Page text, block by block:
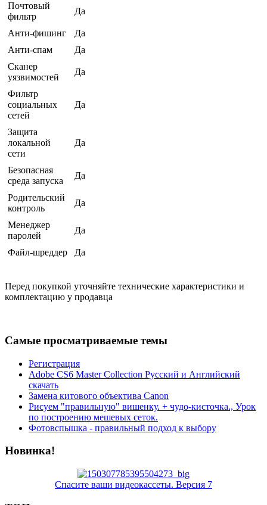
Почтовый
фильтр
Да
Анти-фишинг
Да
Анти-спам
Да
Сканер
уязвимостей
Да
Фильтр
социальных
сетей
Да
Защита
локальной
сети
Да
Безопасная
среда запуска
Да
Родительский
контроль
Да
Менеджер
паролей
Да
Файл-шреддер Да
Перед покупкой уточняйте технические характеристики и
комплектацию у продавца
Самые просматриваемые темы
Регистрация
Adobe CS6 Master Collection Русский и Английский
скачать
Замена китового объектива Canon
Рисуем "правильную" вишенку. + чудо-кисточка., Урок
по построению мешевых сеток.
Фотовспышка - правильный подход к выбору
Новинка!
Спасите ваши видеокассеты. Версия 7